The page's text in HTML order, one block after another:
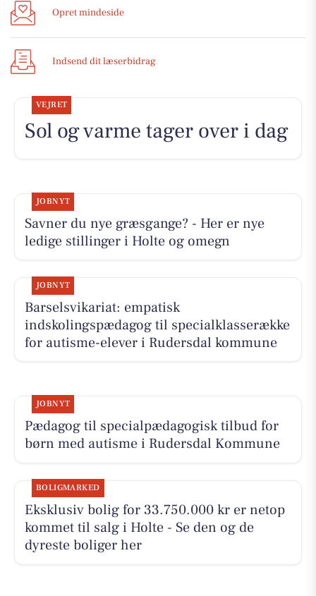
Opret mindeside
Indsend dit læserbidrag
VEJRET
Sol og varme tager over i dag
JOBNYT
Savner du nye græsgange? - Her er nye
ledige stillinger i Holte og omegn
JOBNYT
Barselsvikariat: empatisk
indskolingspædagog til specialklasserække
for autisme-elever i Rudersdal kommune
JOBNYT
Pædagog til specialpædagogisk tilbud for
børn med autisme i Rudersdal Kommune
BOLIGMARKED
Eksklusiv bolig for 33.750.000 kr er netop
kommet til salg i Holte - Se den og de
dyreste boliger her